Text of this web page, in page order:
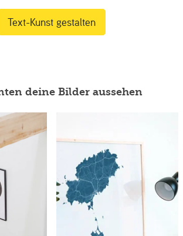
Text-Kunst gestalten
deine Bilder aussehen